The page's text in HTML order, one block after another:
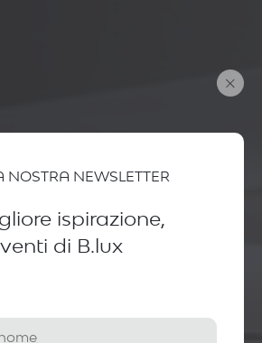
NOSTRA NEWSLETTER
ispirazione,
di B.lux